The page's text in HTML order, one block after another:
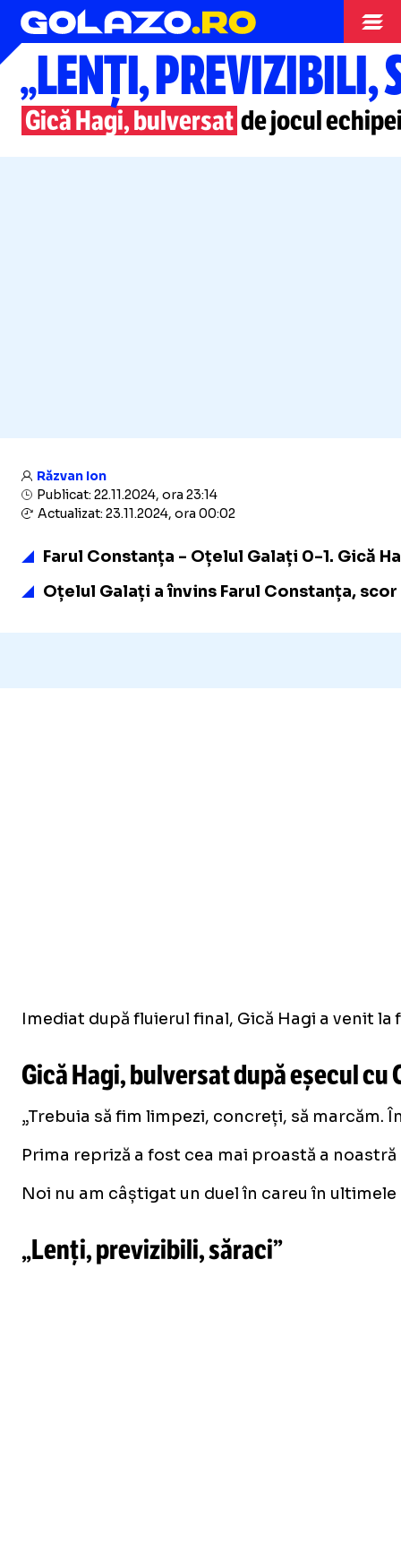
Superliga
„LENȚI, PREVIZIBILI,
Gică Hagi, bulversat de jocul
Răzvan Ion
Publicat: 22.11.2024, ora 23:14
Actualizat: 23.11.2024, ora 00:02
Farul Constanța - Oțelul Galați 0-1. Gică
Oțelul Galați a învins Farul Constanța,
Imediat după fluierul final, Gică Hagi a venit
Gică Hagi, bulversat după eșecul cu
„Trebuia să fim limpezi, concreți, să
Prima repriză a fost cea mai proastă a
Noi nu am câștigat un duel în careu în
„Lenți, previzibili, săraci”